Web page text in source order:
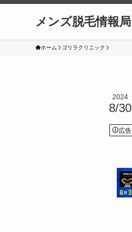
メンズ脱毛情報局
ホーム ゴリラクリニック
2024
8/30
広告